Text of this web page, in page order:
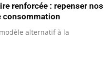
renforcée : repenser nos
consommation
alternatif à la